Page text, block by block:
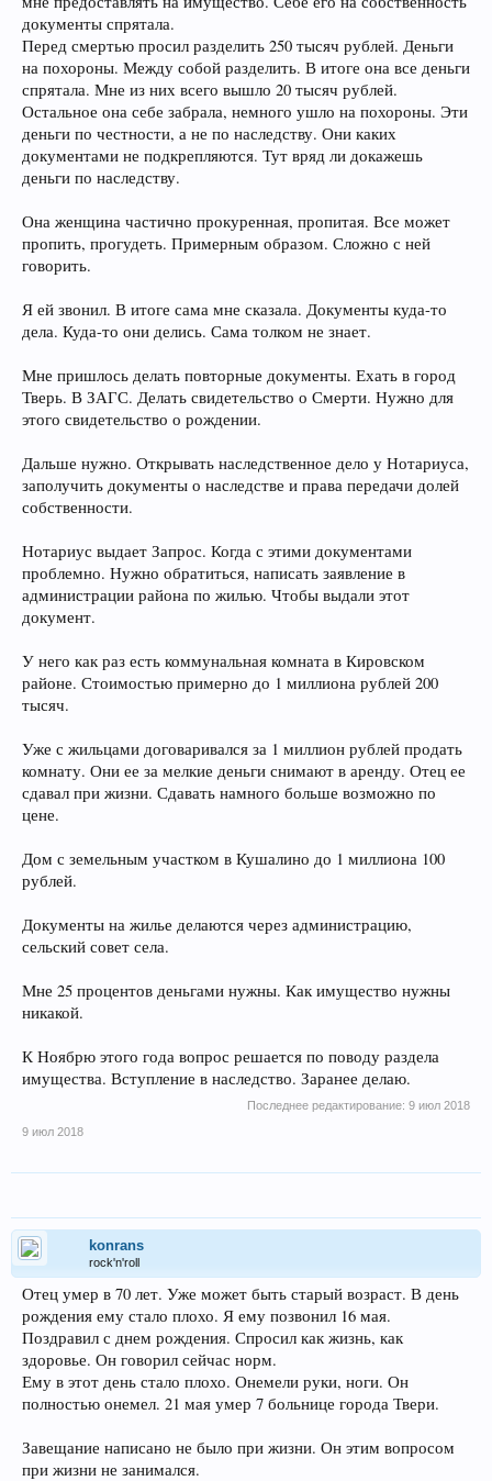
документы спрятала.
Перед смертью просил разделить 250 тысяч рублей. Деньги
на похороны. Между собой разделить. В итоге она все деньги
спрятала. Мне из них всего вышло 20 тысяч рублей.
Остальное она себе забрала, немного ушло на похороны. Эти
деньги по честности, а не по наследству. Они каких
документами не подкрепляются. Тут вряд ли докажешь
деньги по наследству.
Она женщина частично прокуренная, пропитая. Все может
пропить, прогудеть. Примерным образом. Сложно с ней
говорить.
Я ей звонил. В итоге сама мне сказала. Документы куда-то
дела. Куда-то они делись. Сама толком не знает.
Мне пришлось делать повторные документы. Ехать в город
Тверь. В ЗАГС. Делать свидетельство о Смерти. Нужно для
этого свидетельство о рождении.
Дальше нужно. Открывать наследственное дело у Нотариуса,
заполучить документы о наследстве и права передачи долей
собственности.
Нотариус выдает Запрос. Когда с этими документами
проблемно. Нужно обратиться, написать заявление в
администрации района по жилью. Чтобы выдали этот
документ.
У него как раз есть коммунальная комната в Кировском
районе. Стоимостью примерно до 1 миллиона рублей 200
тысяч.
Уже с жильцами договаривался за 1 миллион рублей продать
комнату. Они ее за мелкие деньги снимают в аренду. Отец ее
сдавал при жизни. Сдавать намного больше возможно по
цене.
Дом с земельным участком в Кушалино до 1 миллиона 100
рублей.
Документы на жилье делаются через администрацию,
сельский совет села.
Мне 25 процентов деньгами нужны. Как имущество нужны
никакой.
К Ноябрю этого года вопрос решается по поводу раздела
имущества. Вступление в наследство. Заранее делаю.
Последнее редактирование: 9 июл 2018
9 июл 2018
konrans
rock'n'roll
Отец умер в 70 лет. Уже может быть старый возраст. В день
рождения ему стало плохо. Я ему позвонил 16 мая.
Поздравил с днем рождения. Спросил как жизнь, как
здоровье. Он говорил сейчас норм.
Ему в этот день стало плохо. Онемели руки, ноги. Он
полностью онемел. 21 мая умер 7 больнице города Твери.
Завещание написано не было при жизни. Он этим вопросом
при жизни не занимался.